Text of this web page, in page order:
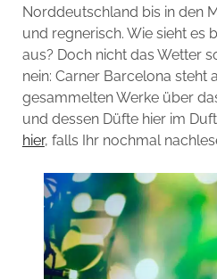
Norddeutschland bis in den
und regnerisch. Wie sieht es
aus? Doch nicht das Wetter
nein: Carner Barcelona steht
gesammelten Werke über
und dessen Düfte hier im
hier, falls Ihr nochmal